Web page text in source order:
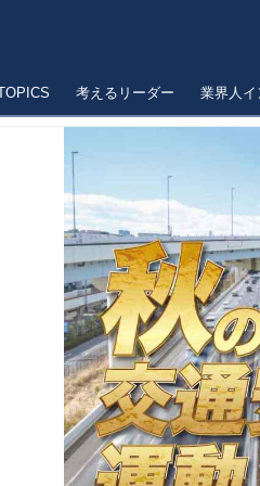
TOPICS 考えるリーダー 業界人イ